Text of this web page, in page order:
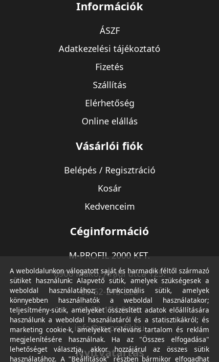
Információk
ÁSZF
Adatkezelési tájékoztató
Fizetés
Szállítás
Elérhetőség
Online elállás
Vásárlói fiók
Belépés / Regisztráció
Kosár
Kedvenceim
Céginformáció
M-PROFIL 2000 KFT.
6900 Makó, Aradi utca 125.
06-62-213-220
06-30-174-9490
info@m-profil.hu
Nyitvatartás
A weboldalunkon válogatott saját és harmadik féltől származó
sütiket használunk: Alapvető sütik, amelyek szükségesek a
weboldal használatához; funkcionális sütik, amelyek
könnyebben használhatók a weboldal használatakor;
teljesítmény-sütik, amelyeket összesített adatok előállítására
használunk a weboldal használatáról és a statisztikákról; és
marketing cookie-k, amelyeket releváns tartalom és reklám
megjelenítésére használnak. Ha az "Összes elfogadása"
lehetőséget választja, akkor hozzájárul az összes sütik
használatához. A "Beállítások" részben bármikor elfogadhat